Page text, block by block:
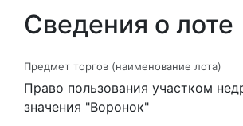
Сведения о лоте
Предмет торгов (наименование лота)
Право пользования участком
значения "Воронок"